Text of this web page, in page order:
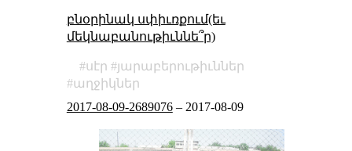
բնօրինակ սփիւռքում(եւ
մեկնաբանութիւննե՞ր)
սէր
յարաբերութիւններ
աղջիկներ
2017-08-09-2689076– 2017-08-09